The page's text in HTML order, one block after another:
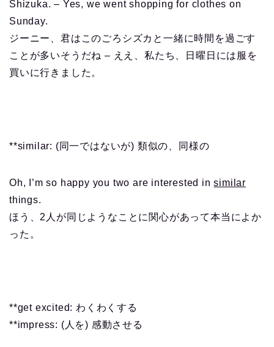
Shizuka. – Yes, we went shopping for clothes on
Sunday.
ジーニー、君はこのごろシズカと一緒に時間を過ごす
ことが多いそうだね – ええ、私たち、日曜日には服を
買いに行きました。
**similar: (同一ではないが) 類似の、同様の
Oh, I’m so happy you two are interested insimilar
things.
ほう、2人が同じようなことに関心があって本当によか
った。
**get excited: わくわくする
**impress: (人を) 感動させる